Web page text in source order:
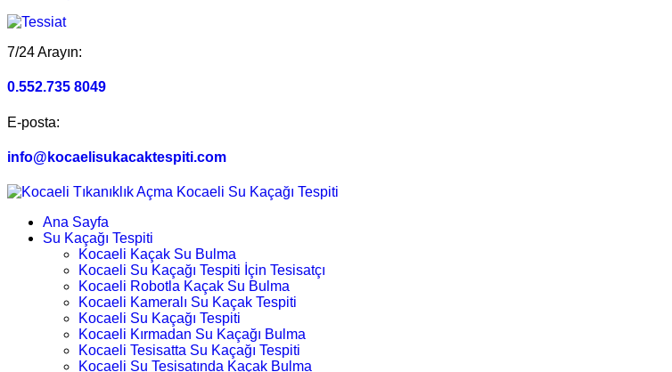
7/24 Arayın:
0.552.735 8049
E-posta:
info@kocaelisukacaktespiti.com
Ana Sayfa
Su Kaçağı Tespiti
Kocaeli Kaçak Su Bulma
Kocaeli Su Kaçağı Tespiti İçin Tesisatçı
Kocaeli Robotla Kaçak Su Bulma
Kocaeli Kameralı Su Kaçak Tespiti
Kocaeli Su Kaçağı Tespiti
Kocaeli Kırmadan Su Kaçağı Bulma
Kocaeli Tesisatta Su Kaçağı Tespiti
Kocaeli Su Tesisatında Kaçak Bulma